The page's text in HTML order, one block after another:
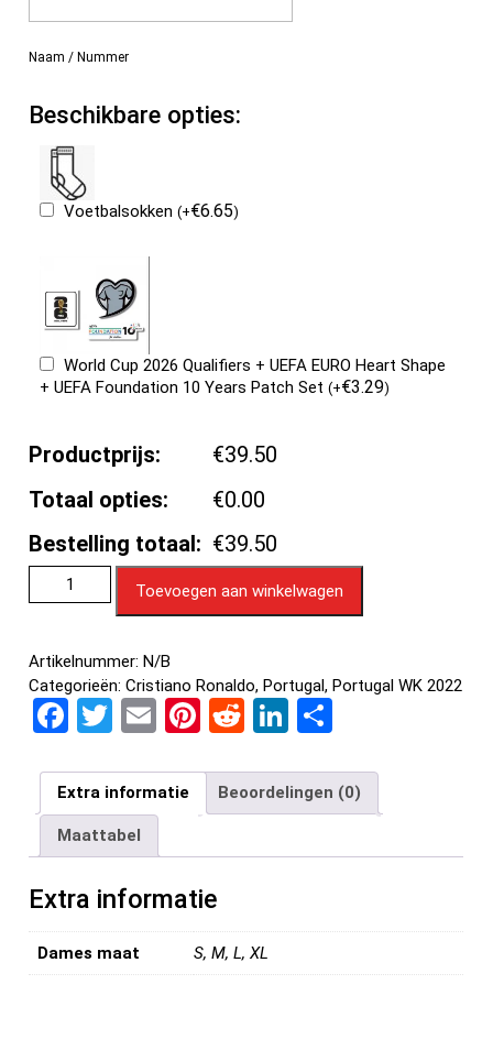
Naam / Nummer
Beschikbare opties:
Voetbalsokken(+€6.65)
World Cup 2026 Qualifiers + UEFA EURO Heart Shape
+ UEFA Foundation 10 Years Patch Set(+€3.29)
Productprijs:
€39.50
Totaal opties:
€0.00
Bestelling totaal: €39.50
Toevoegen aan winkelwagen
Artikelnummer:N/B
Categorieën:Cristiano Ronaldo,Portugal,Portugal WK 2022
F
ce
b
o
o
k
T
tt
er
E
ail
Pi
er
es
t
R
d
di
t
Li
ke
dI
n
e
n
Extra informatie Beoordelingen (0)
Maattabel
Extra informatie
Dames maat S, M, L, XL